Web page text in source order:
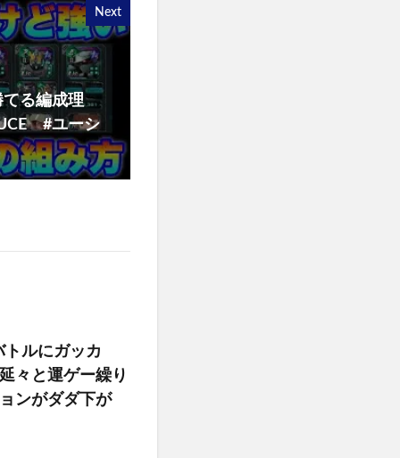
Next
る編成理
#ユーシ
ルにガッカ
々と運ゲー繰り
ンがダダ下が